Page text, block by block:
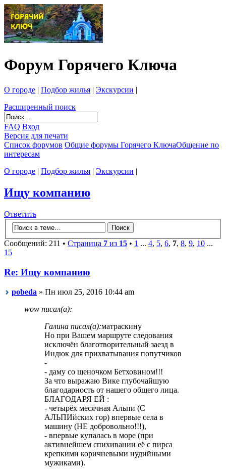
Форум Горячего Ключа
О городе | Подбор жилья | Экскурсии |
Расширенный поиск
FAQ Вход
Версия для печати
Список форумов Общие форумы Горячего КлючаОбщение по
интересам
О городе | Подбор жилья | Экскурсии |
Ищу компанию
Ответить
Сообщений: 211 • Страница 7 из 15 • 1 ... 4, 5, 6, 7, 8, 9, 10 ...
15
Re: Ищу компанию
pobeda » Пн июл 25, 2016 10:44 am
wow писал(а):
Галина писал(а):матраскину
Но при Вашем маршруте следования
исключён благотворительный заезд в
Индюк для прихватывания попутчиков
-
- даму со щеночком Бетховином!!!
За что выражаю Вике глубочайшую
благодарность от нашего общего лица.
БЛАГОДАРЯ ЕЙ :
- четырёх месячная Альпи (С
АЛЬПИйских гор) впервые села в
машину (НЕ добровольно!!!),
- впервые купалась в море (при
активнейшем спихивании её с пирса
крепкими коричневыми нудийными
мужиками).